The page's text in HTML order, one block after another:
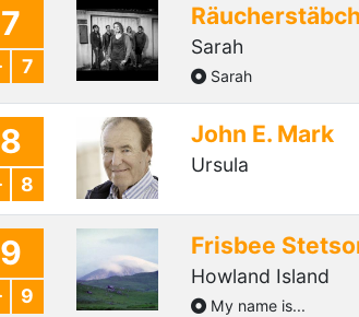
7
7
Sarah
Sarah
8
8
John E. Mark
Ursula
9
9
Frisbee
Howland Island
My name is...